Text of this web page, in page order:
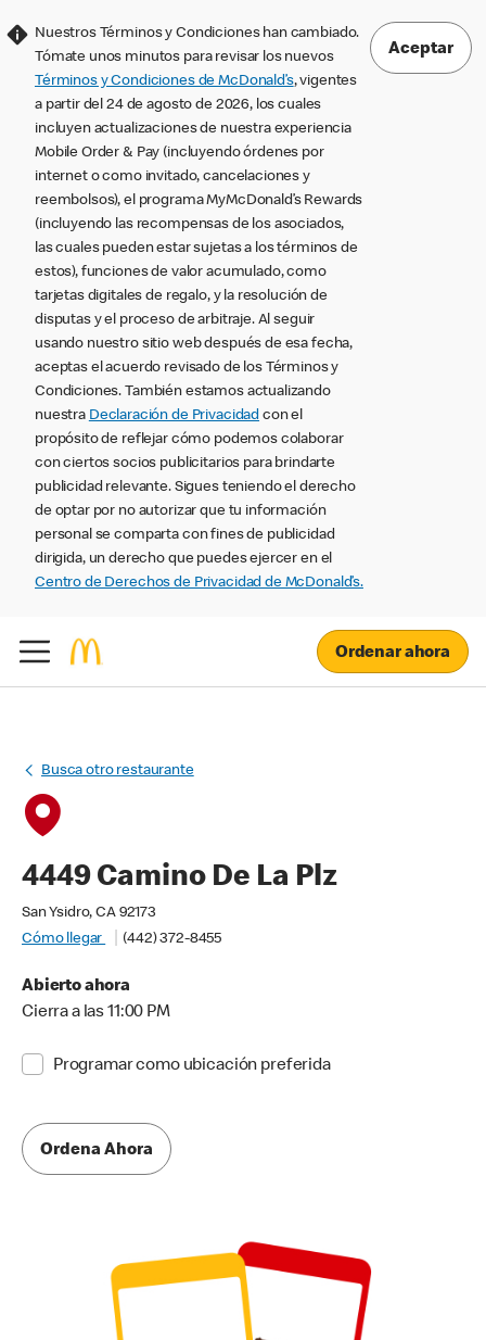
Nuestros Términos y Condiciones han cambiado.
Tómate unos minutos para revisar los nuevos
Términos y Condiciones de McDonald’s, vigentes
a partir del 24 de agosto de 2026, los cuales
incluyen actualizaciones de nuestra experiencia
Mobile Order & Pay (incluyendo órdenes por
internet o como invitado, cancelaciones y
reembolsos), el programa MyMcDonald’s Rewards
(incluyendo las recompensas de los asociados,
las cuales pueden estar sujetas a los términos de
estos), funciones de valor acumulado, como
tarjetas digitales de regalo, y la resolución de
disputas y el proceso de arbitraje. Al seguir
usando nuestro sitio web después de esa fecha,
aceptas el acuerdo revisado de los Términos y
Condiciones. También estamos actualizando
nuestra Declaración de Privacidad con el
propósito de reflejar cómo podemos colaborar
con ciertos socios publicitarios para brindarte
publicidad relevante. Sigues teniendo el derecho
de optar por no autorizar que tu información
personal se comparta con fines de publicidad
dirigida, un derecho que puedes ejercer en el
Centro de Derechos de Privacidad de McDonald’s.
Aceptar
Ordenar ahora
Busca otro restaurante
4449 Camino De La Plz
San Ysidro, CA 92173
Cómo llegar
(442) 372-8455
Abierto ahora
Cierra a las 11:00 PM
Programar como ubicación preferida
Ordena Ahora